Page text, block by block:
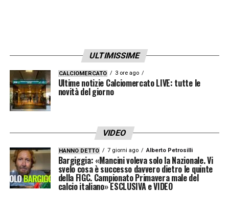
ULTIMISSIME
CALCIOMERCATO 3 ore ago
Ultime notizie Calciomercato LIVE: tutte le
novità del giorno
VIDEO
HANNO DETTO 7 giorni ago Alberto Petrosilli
Bargiggia: «Mancini voleva solo la Nazionale. Vi
svelo cosa è successo davvero dietro le quinte
della FIGC. Campionato Primavera male del
calcio italiano» ESCLUSIVA e VIDEO